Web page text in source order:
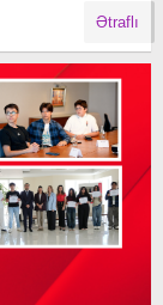
Ətraflı